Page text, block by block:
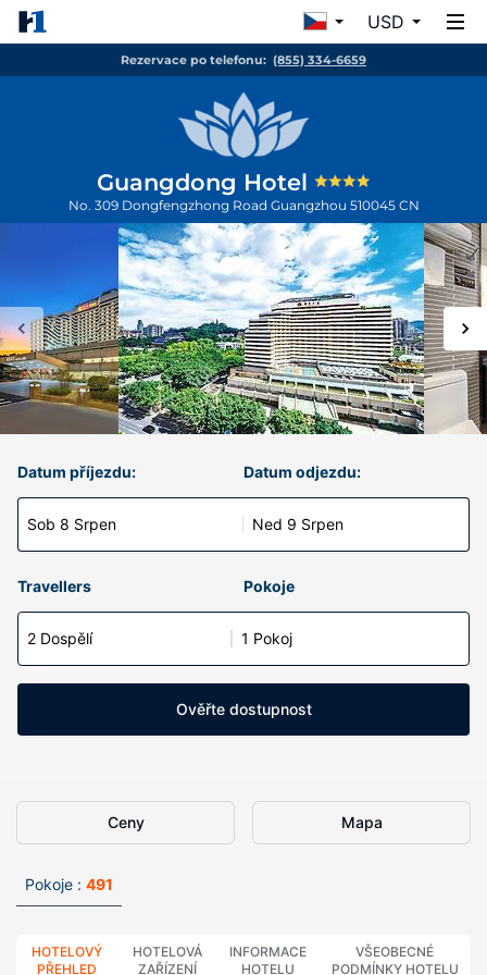
USD
Rezervace po telefonu: (855) 334-6659
Guangdong Hotel
No. 309 Dongfengzhong Road Guangzhou 510045 CN
Datum příjezdu:
Sob 8 Srpen
Datum odjezdu:
Ned 9 Srpen
Travellers Pokoje
2 Dospělí 1 Pokoj
Ověřte dostupnost
Ceny Mapa
Pokoje : 491
HOTELOVÝ
PŘEHLED
HOTELOVÁ
ZAŘÍZENÍ
INFORMACE
HOTELU
VŠEOBECNÉ
PODMÍNKY HOTELU